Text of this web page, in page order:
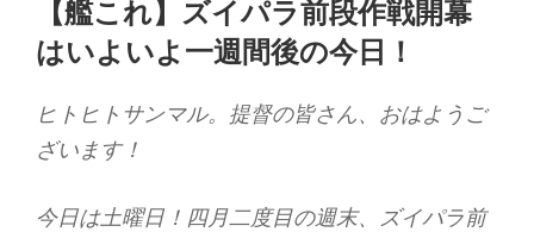
【艦これ】ズイパラ前段作戦開幕
はいよいよ一週間後の今日！
ヒトヒトサンマル。提督の皆さん、おはようご
ざいます！
今日は土曜日！四月二度目の週末、ズイパラ前